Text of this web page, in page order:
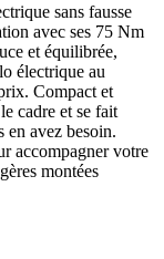
sans fausse
avec ses 75 Nm
et équilibrée,
électrique au
Compact et
cadre et se fait
avez besoin.
accompagner votre
montées